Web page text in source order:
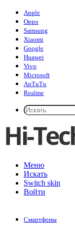
Apple
Oppo
Samsung
Xiaomi
Google
Huawei
Vivo
Microsoft
AnTuTu
Realme
Меню
Искать
Switch skin
Войти
Смартфоны